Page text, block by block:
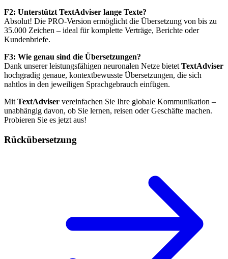
F2: Unterstützt TextAdviser lange Texte?
Absolut! Die PRO-Version ermöglicht die Übersetzung von bis zu
35.000 Zeichen – ideal für komplette Verträge, Berichte oder
Kundenbriefe.
F3: Wie genau sind die Übersetzungen?
Dank unserer leistungsfähigen neuronalen Netze bietet TextAdviser
hochgradig genaue, kontextbewusste Übersetzungen, die sich
nahtlos in den jeweiligen Sprachgebrauch einfügen.
Mit TextAdviser vereinfachen Sie Ihre globale Kommunikation –
unabhängig davon, ob Sie lernen, reisen oder Geschäfte machen.
Probieren Sie es jetzt aus!
Rückübersetzung